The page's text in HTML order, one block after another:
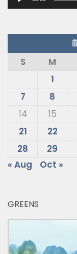
S
M
1
7
8
14
15
21
22
28
29
« Aug
Oct »
GREENS